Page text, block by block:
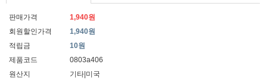
판매가격
1,940원
회원할인가격
1,940원
적립금
10원
제품코드
0803a406
원산지
기타|미국